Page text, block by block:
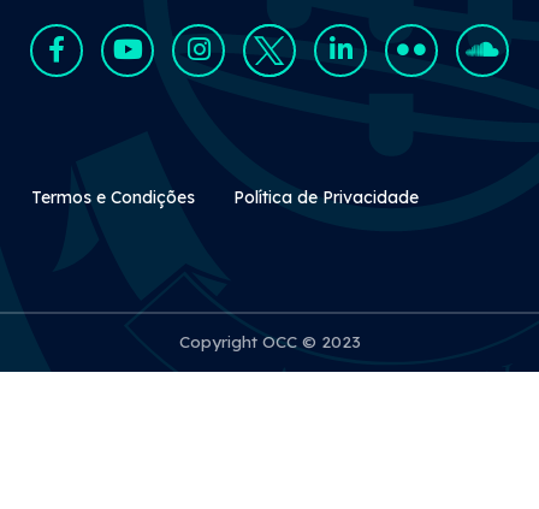
Rodapé Secundário
Termos e Condições Política de Privacidade
Copyright OCC © 2023